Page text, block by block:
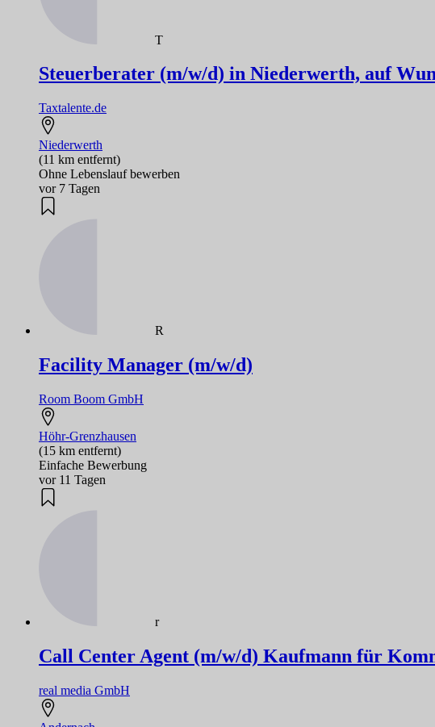
T
Steuerberater (m/w/d) in Niederwerth, auf
Taxtalente.de
Niederwerth
(11 km entfernt)
Ohne Lebenslauf bewerben
vor 7 Tagen
R
Facility Manager (m/w/d)
Room Boom GmbH
Höhr-Grenzhausen
(15 km entfernt)
Einfache Bewerbung
vor 11 Tagen
r
Call Center Agent (m/w/d) Kaufmann für
real media GmbH